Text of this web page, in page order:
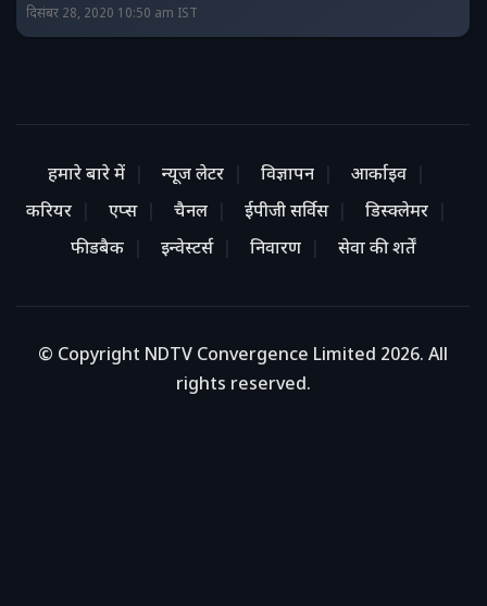
दिसंबर 28, 2020 10:50 am IST
हमारे बारे में न्यूज लेटर विज्ञापन
आर्काइव
करियर
एप्स चैनल ईपीजी सर्विस
डिस्क्लेमर
फीडबैक
इन्वेस्टर्स निवारण सेवा की शर्तें
© Copyright NDTV Convergence Limited 2026. All
rights reserved.